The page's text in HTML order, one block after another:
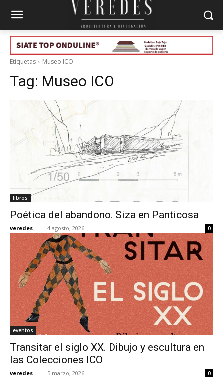
Etiquetas Museo ICO
Tag: Museo ICO
libros
Poética del abandono. Siza en Panticosa
veredes - 4 agosto, 2026 0
eventos
Transitar el siglo XX. Dibujo y escultura en
las Colecciones ICO
veredes - 5 marzo, 2026 0